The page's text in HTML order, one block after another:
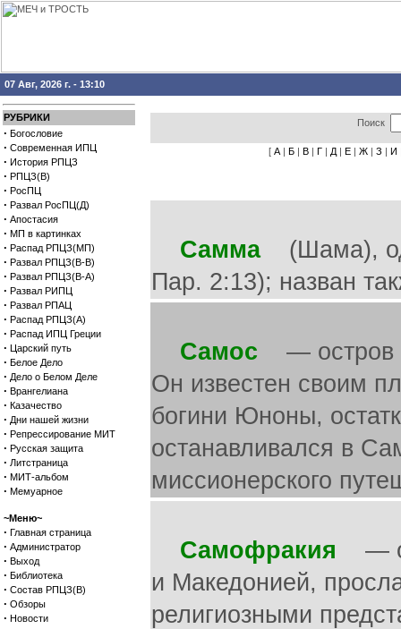
07 Авг, 2026 г. - 13:10
РУБРИКИ
· Богословие
· Современная ИПЦ
· История РПЦЗ
· РПЦЗ(В)
· РосПЦ
· Развал РосПЦ(Д)
· Апостасия
· МП в картинках
· Распад РПЦЗ(МП)
· Развал РПЦЗ(В-В)
· Развал РПЦЗ(В-А)
· Развал РИПЦ
· Развал РПАЦ
· Распад РПЦЗ(А)
· Распад ИПЦ Греции
· Царский путь
· Белое Дело
· Дело о Белом Деле
· Врангелиана
· Казачество
· Дни нашей жизни
· Репрессирование МИТ
· Русская защита
· Литстраница
· МИТ-альбом
· Мемуарное
~Меню~
· Главная страница
· Администратор
· Выход
· Библиотека
· Состав РПЦЗ(В)
· Обзоры
· Новости
Поиск
[ А | Б | В | Г | Д | Е | Ж | З | И
Самма(Шама),
Пар. 2:13); назван
Самос — остров
Он известен своим
богини Юноны,
останавливался в
миссионерского
Самофракия —
и Македонией,
религиозными